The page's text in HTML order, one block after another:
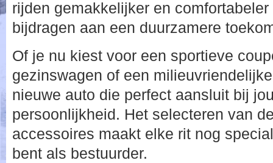
rijden gemakkelijker en
bijdragen aan een duurzamere
Of je nu kiest voor een sportieve
gezinswagen of een
nieuwe auto die perfect aansluit bij
persoonlijkheid. Het selecteren van
accessoires maakt elke rit nog
bent als bestuurder.